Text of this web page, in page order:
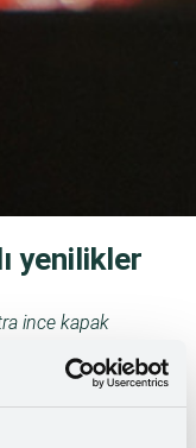
yenilikler
ince kapak
fazla renk
2023'te